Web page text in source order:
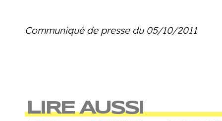
Communiqué de presse du 05/10/2011
LIRE AUSSI